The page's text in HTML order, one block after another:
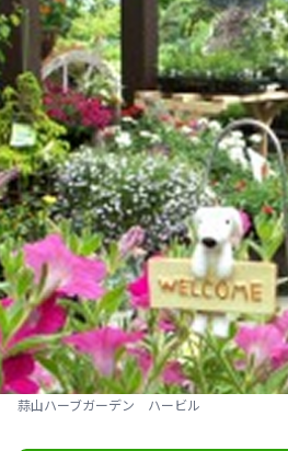
蒜山ハーブガーデン ハービル